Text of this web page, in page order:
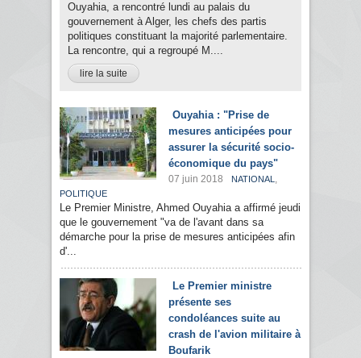
Ouyahia, a rencontré lundi au palais du
gouvernement à Alger, les chefs des partis
politiques constituant la majorité parlementaire.
La rencontre, qui a regroupé M....
lire la suite
Ouyahia : "Prise de
mesures anticipées pour
assurer la sécurité socio-
économique du pays"
07 juin 2018 NATIONAL ,
POLITIQUE
Le Premier Ministre, Ahmed Ouyahia a affirmé jeudi
que le gouvernement "va de l'avant dans sa
démarche pour la prise de mesures anticipées afin
d'...
Le Premier ministre
présente ses
condoléances suite au
crash de l'avion militaire à
Boufarik